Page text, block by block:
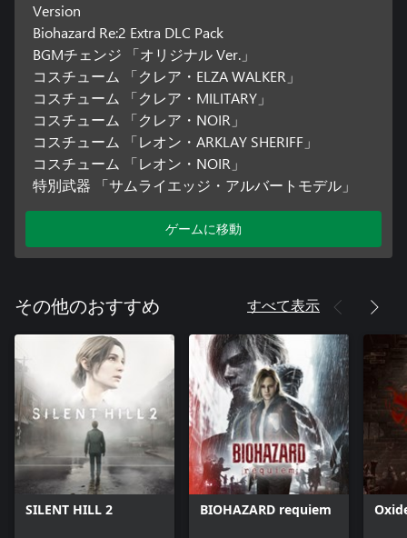
Version
Biohazard Re:2 Extra DLC Pack
BGMチェンジ 「オリジナル Ver.」
コスチューム 「クレア・ELZA WALKER」
コスチューム 「クレア・MILITARY」
コスチューム 「クレア・NOIR」
コスチューム 「レオン・ARKLAY SHERIFF」
コスチューム 「レオン・NOIR」
特別武器 「サムライエッジ・アルバートモデル」
ゲームに移動
その他のおすすめ すべて表示
SILENT HILL 2 BIOHAZARD requiem